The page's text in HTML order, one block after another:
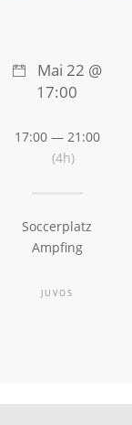
Mai 22 @
17:00
17:00 — 21:00
(4h)
Soccerplatz
Ampfing
JUVOS